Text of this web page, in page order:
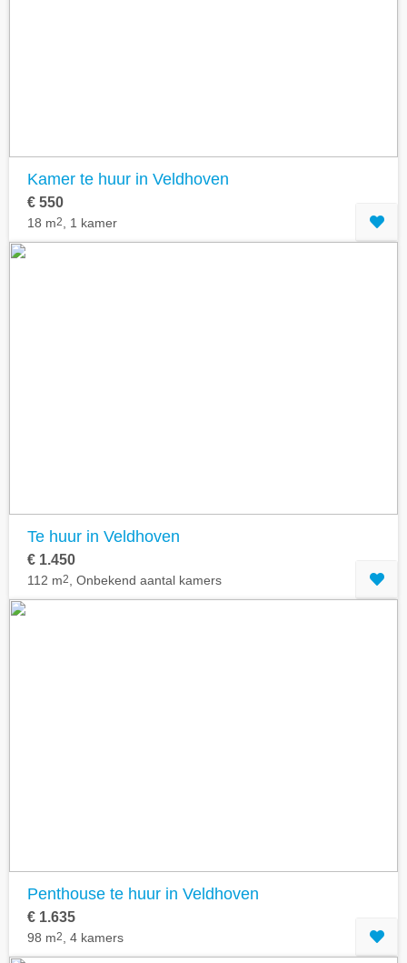
Kamer te huur in Veldhoven
€ 550
18 m2 , 1 kamer
Te huur in Veldhoven
€ 1.450
112 m2 , Onbekend aantal kamers
Penthouse te huur in Veldhoven
€ 1.635
98 m2 , 4 kamers